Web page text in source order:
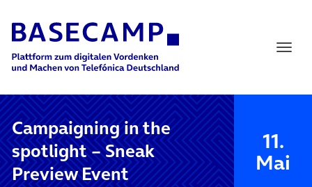
Main Navigation
Campaigning in the
spotlight – Sneak
Preview Event
11.
Mai